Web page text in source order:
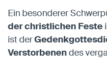
Ein besonderer
der christlichen Feste
ist der
Verstorbenendes